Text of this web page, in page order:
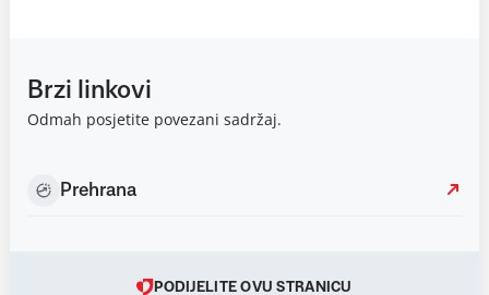
Brzi linkovi
Odmah posjetite povezani sadržaj.
Prehrana
PODIJELITE OVU STRANICU